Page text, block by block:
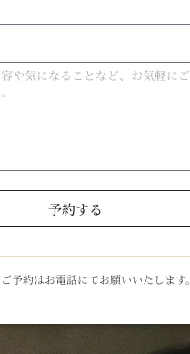
予約する
予約はお電話にてお願いいたします。